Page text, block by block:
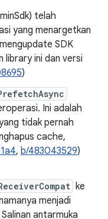
telah
yang menargetkan
SDK
library ini dan versi
)
Ini adalah
tidak pernah
cache,
, b/483043529)
ke
menjadi
Salinan antarmuka